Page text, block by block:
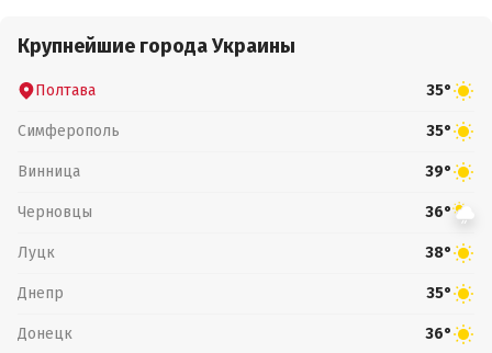
Крупнейшие города Украины
Полтава 35°
Симферополь 35°
Винница 39°
Черновцы 36°
Луцк 38°
Днепр 35°
Донецк 36°